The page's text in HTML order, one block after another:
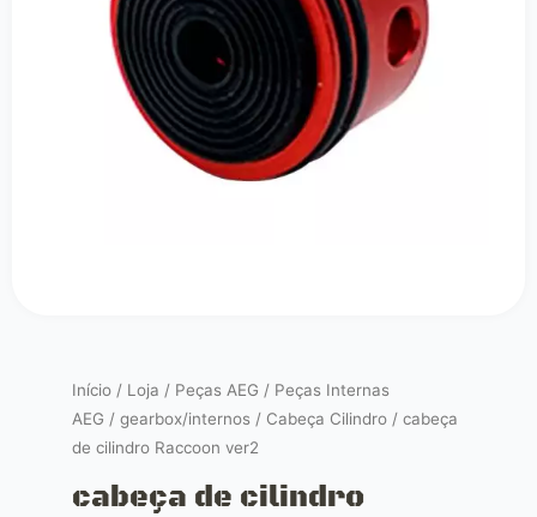
Início / Loja / Peças AEG / Peças Internas
AEG / gearbox/internos / Cabeça Cilindro / cabeça
de cilindro Raccoon ver2
cabeça de cilindro